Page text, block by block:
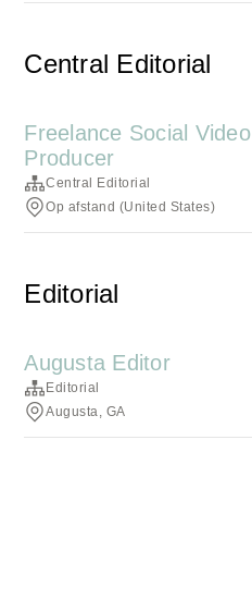
Central Editorial
Freelance Social Video
Producer
Central Editorial
Op afstand (United States)
Editorial
Augusta Editor
Editorial
Augusta, GA